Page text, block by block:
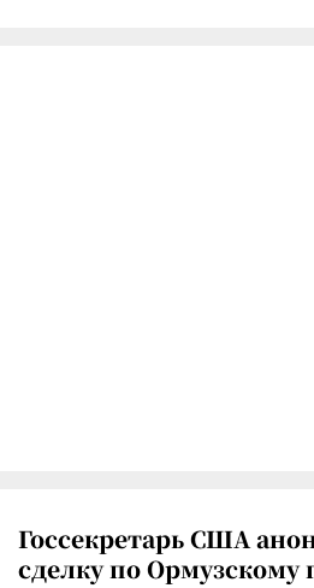
Госсекретарь США
сделку по Ормузскому